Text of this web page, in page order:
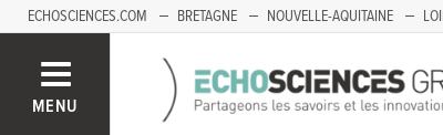
ECHOSCIENCES.COM BRETAGNE NOUVELLE-AQUITAINE
MENU